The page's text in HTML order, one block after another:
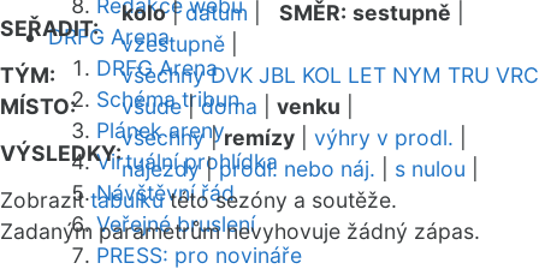
Redakce webu
DRFG Arena
DRFG Arena
Schéma tribun
Plánek areny
Virtuální prohlídka
Návštěvní řád
Veřejné bruslení
PRESS: pro novináře
SEŘADIT:
kolo|datum SMĚR: sestupně
vzestupně
TÝM:
všechny DVK JBL KOL LET NYM TRU VRC
MÍSTO:
všude|doma venku
VÝSLEDKY:
všechny|remízy výhry v prodl.
nájezdy|prodl. nebo náj. s nulou
Zobrazittabulkutéto sezóny a soutěže.
Zadaným parametrům nevyhovuje žádný zápas.